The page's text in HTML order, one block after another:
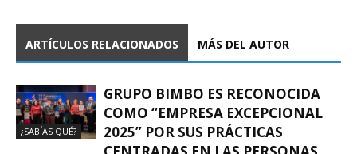
ARTÍCULOS RELACIONADOS MÁS DEL AUTOR
¿SABÍAS QUÉ?
GRUPO BIMBO ES RECONOCIDA
COMO “EMPRESA EXCEPCIONAL
2025” POR SUS PRÁCTICAS